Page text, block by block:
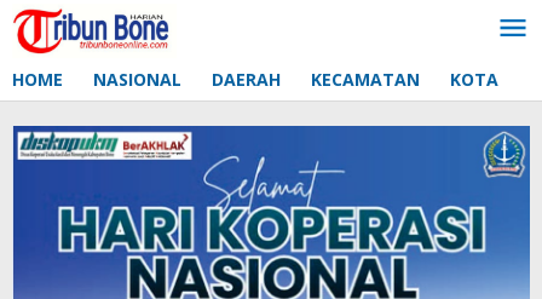
Lewati
ke
HOME NASIONAL DAERAH KECAMATAN KOTA